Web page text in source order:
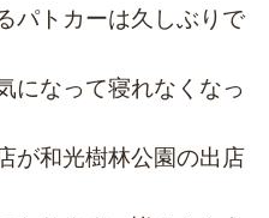
パトカーは久しぶりで
になって寝れなくなっ
が和光樹林公園の出店